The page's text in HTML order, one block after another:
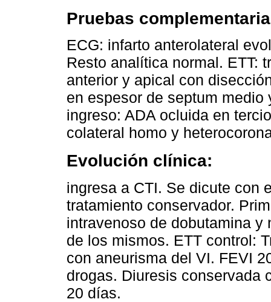
Pruebas
ECG: infarto anterolateral
Resto analítica normal. ETT:
anterior y apical con
en espesor de septum
ingreso: ADA ocluida en
colateral homo y
Evolución clínica:
ingresa a CTI. Se dicute con
tratamiento conservador.
intravenoso de dobutamina
de los mismos. ETT control:
con aneurisma del VI. FEVI
drogas. Diuresis conservada
20 días.